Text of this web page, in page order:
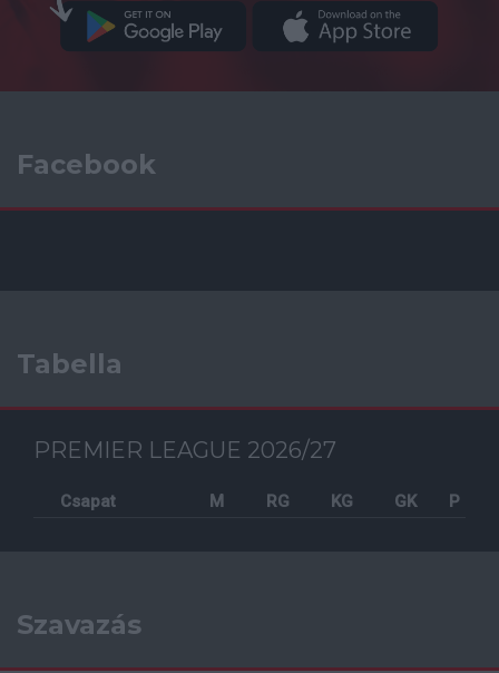
Facebook
Tabella
PREMIER LEAGUE 2026/27
Csapat M RG KG GK P
Szavazás